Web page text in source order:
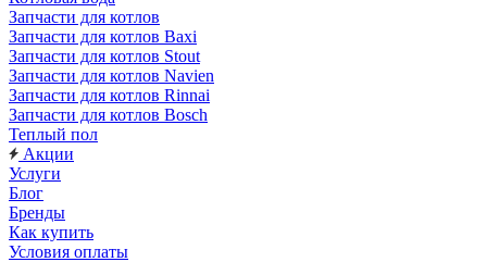
Запчасти для котлов
Запчасти для котлов Baxi
Запчасти для котлов Stout
Запчасти для котлов Navien
Запчасти для котлов Rinnai
Запчасти для котлов Bosch
Теплый пол
Акции
Услуги
Блог
Бренды
Как купить
Условия оплаты